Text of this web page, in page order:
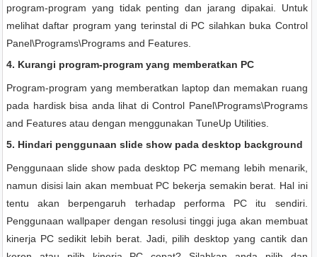
program-program yang tidak penting dan jarang dipakai. Untuk
melihat daftar program yang terinstal di PC silahkan buka Control
Panel\Programs\Programs and Features.
4. Kurangi program-program yang memberatkan PC
Program-program yang memberatkan laptop dan memakan ruang
pada hardisk bisa anda lihat di Control Panel\Programs\Programs
and Features atau dengan menggunakan TuneUp Utilities.
5. Hindari penggunaan slide show pada desktop background
Penggunaan slide show pada desktop PC memang lebih menarik,
namun disisi lain akan membuat PC bekerja semakin berat. Hal ini
tentu akan berpengaruh terhadap performa PC itu sendiri.
Penggunaan wallpaper dengan resolusi tinggi juga akan membuat
kinerja PC sedikit lebih berat. Jadi, pilih desktop yang cantik dan